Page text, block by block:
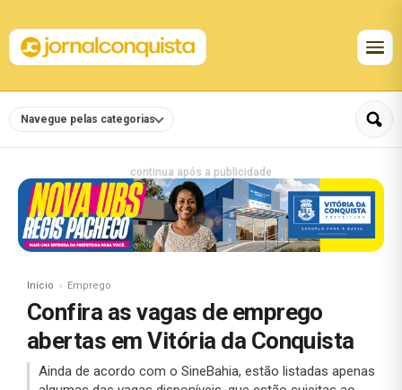
Navegue pelas categorias
continua após a publicidade
Início Emprego
Confira as vagas de emprego
abertas em Vitória da Conquista
Ainda de acordo com o SineBahia, estão listadas apenas